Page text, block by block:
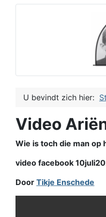
U bevindt zich hier:
Video
Wie is toch die man op
video facebook
Door Tikje Enschede